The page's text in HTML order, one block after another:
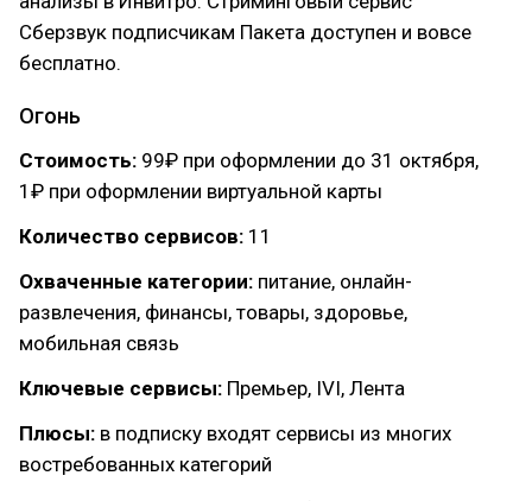
Сберзвук подписчикам Пакета доступен и вовсе
бесплатно.
Огонь
Стоимость: 99₽ при оформлении до 31 октября,
1₽ при оформлении виртуальной карты
Количество сервисов: 11
Охваченные категории: питание, онлайн-
развлечения, финансы, товары, здоровье,
мобильная связь
Ключевые сервисы: Премьер, IVI, Лента
Плюсы: в подписку входят сервисы из многих
востребованных категорий